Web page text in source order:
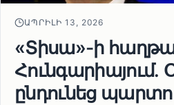
ԱՊՐԻԼԻ 13, 2026
«Տիսա»-ի
Հունգարիայում․
ընդունեց